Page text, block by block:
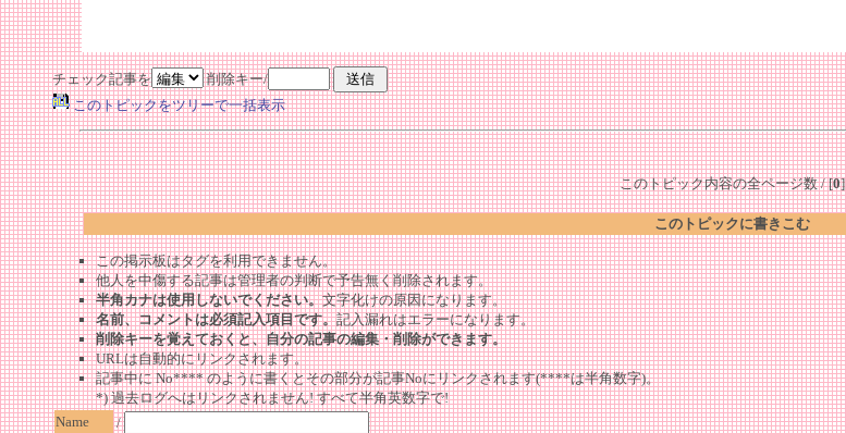
チェック記事を
削除キー/
このトピックをツリーで一括表示
このトピック内容の全ページ数 / [0]
このトピックに書きこむ
この掲示板はタグを利用できません。
他人を中傷する記事は管理者の判断で予告無く削除されます。
半角カナは使用しないでください。文字化けの原因になります。
名前、コメントは必須記入項目です。記入漏れはエラーになります。
削除キーを覚えておくと、自分の記事の編集・削除ができます。
URLは自動的にリンクされます。
記事中に No**** のように書くとその部分が記事Noにリンクされます(****は半角数字)。
*) 過去ログへはリンクされません! すべて半角英数字で!
Name
/